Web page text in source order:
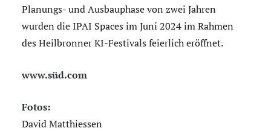
Planungs- und Ausbauphase von zwei Jahren
wurden die IPAI Spaces im Juni 2024 im Rahmen
des Heilbronner KI-Festivals feierlich eröffnet.
www.süd.com
Fotos:
David Matthiessen